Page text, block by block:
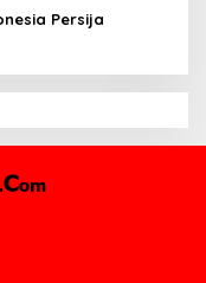
Persija